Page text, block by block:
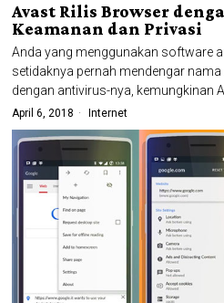
Avast Rilis Browser
Keamanan dan Privasi
Anda yang menggunakan software
setidaknya pernah mendengar
dengan antivirus-nya, kemungkinan
April 6, 2018 Internet